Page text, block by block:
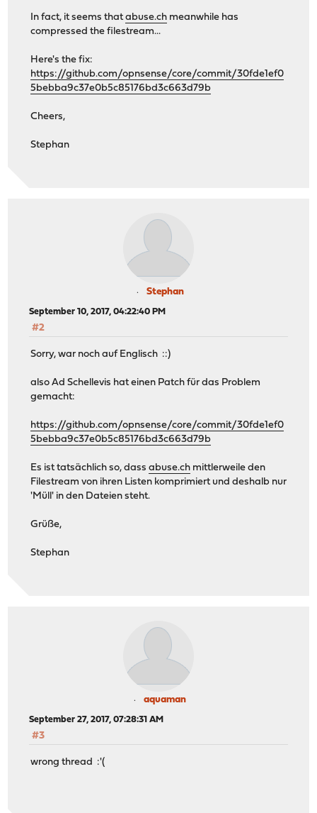
In fact, it seems thatabuse.ch meanwhile has
compressed the filestream...
Here's the fix:
https://github.com/opnsense/core/commit/30fde1ef0
5bebba9c37e0b5c85176bd3c663d79b
Cheers,
Stephan
Stephan
September 10, 2017, 04:22:40 PM
#2
Sorry, war noch auf Englisch ::)
also Ad Schellevis hat einen Patch für das Problem
gemacht:
https://github.com/opnsense/core/commit/30fde1ef0
5bebba9c37e0b5c85176bd3c663d79b
Es ist tatsächlich so, dassabuse.ch mittlerweile den
Filestream von ihren Listen komprimiert und deshalb nur
'Müll' in den Dateien steht.
Grüße,
Stephan
aquaman
September 27, 2017, 07:28:31 AM
#3
wrong thread :'(